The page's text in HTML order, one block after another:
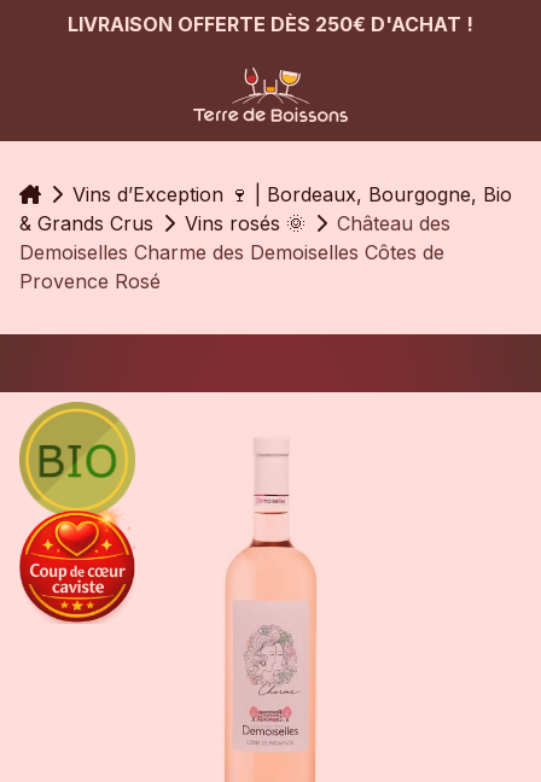
LIVRAISON OFFERTE DÈS 250€ D'ACHAT !
AccueilVins d’Exception 🍷 | Bordeaux, Bourgogne, Bio
& Grands Crus
Vins rosés 🌞
Château des
Demoiselles Charme des Demoiselles Côtes de
Provence Rosé